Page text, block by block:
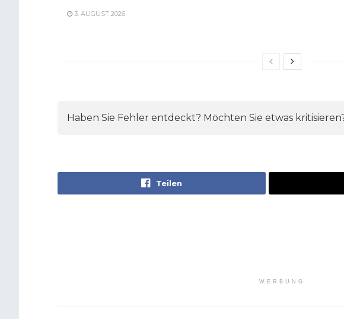
3. AUGUST 2026
Haben Sie Fehler entdeckt? Möchten Sie etwas
Teilen
WERBUNG